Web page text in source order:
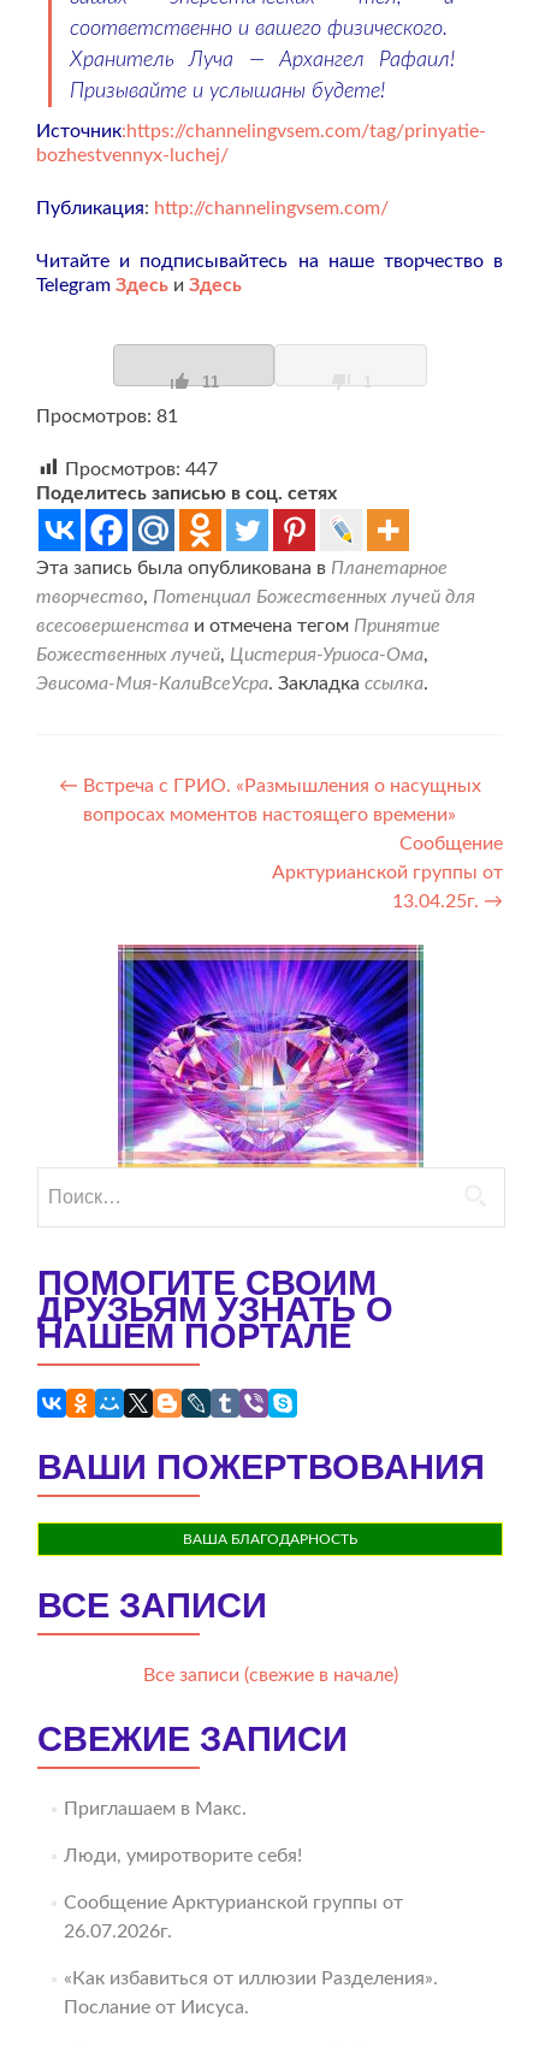
соответственно и вашего физического.
Хранитель Луча — Архангел Рафаил!
Призывайте и услышаны будете!
Источник:https://channelingvsem.com/tag/prinyatie-
bozhestvennyx-luchej/
Публикация: http://channelingvsem.com/
Читайте и подписывайтесь на наше творчество в
Telegram Здесь и Здесь
11
Просмотров: 81
Просмотров: 447
Поделитесь записью в соц. сетях
Эта запись была опубликована в Планетарное
творчество, Потенциал Божественных лучей для
всесовершенства и отмечена тегом Принятие
Божественных лучей, Цистерия-Уриоса-Ома,
Эвисома-Мия-КалиВсеУсра. Закладка ссылка.
Навигация
← Встреча с ГРИО. «Размышления о насущных
вопросах моментов настоящего времени»
Сообщение
Арктурианской группы от
13.04.25г. →
ПОМОГИТЕ СВОИМ
ДРУЗЬЯМ УЗНАТЬ О
НАШЕМ ПОРТАЛЕ
ВАШИ ПОЖЕРТВОВАНИЯ
ВАША БЛАГОДАРНОСТЬ
ВСЕ ЗАПИСИ
Все записи (свежие в начале)
СВЕЖИЕ ЗАПИСИ
Приглашаем в Макс.
Люди, умиротворите себя!
Сообщение Арктурианской группы от
26.07.2026г.
«Как избавиться от иллюзии Разделения».
Послание от Иисуса.